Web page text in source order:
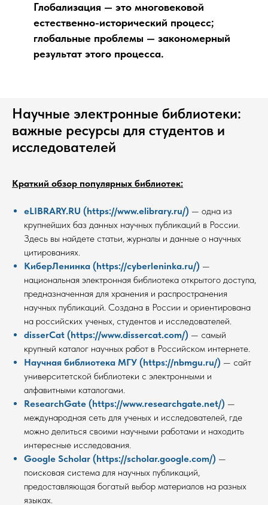
Глобализация — это многовековой
естественно-исторический процесс;
глобальные проблемы — закономерный
результат этого процесса.
Научные электронные библиотеки:
важные ресурсы для студентов и
исследователей
Краткий обзор популярных библиотек:
eLIBRARY.RU (https://www.elibrary.ru/) — одна из
крупнейших баз данных научных публикаций в России.
Здесь вы найдете статьи, журналы и данные о научных
цитированиях.
КиберЛенинка (https://cyberleninka.ru/) —
национальная электронная библиотека открытого доступа,
предназначенная для хранения и распространения
научных публикаций. Создана в России и ориентирована
на российских ученых, студентов и исследователей.
disserCat (https://www.dissercat.com/) — самый
крупный каталог научных работ в Российском интернете.
Научная библиотека МГУ (https://nbmgu.ru/) — сайт
университетской библиотеки с электронными и
алфавитными каталогами.
ResearchGate (https://www.researchgate.net/) —
международная сеть для ученых и исследователей, где
можно делиться своими научными работами и находить
интересные исследования.
Google Scholar (https://scholar.google.com/) —
поисковая система для научных публикаций,
предоставляющая богатый выбор материалов на разных
языках.